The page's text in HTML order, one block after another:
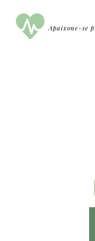
Apaixone-se